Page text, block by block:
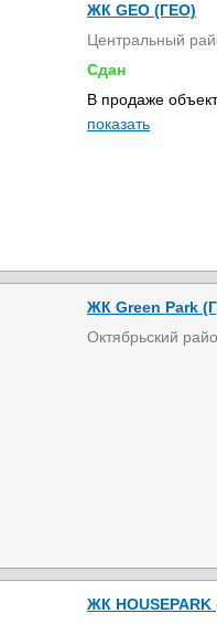
ЖК GEO (ГЕО)
Центральный
Сдан
В продаже
показать
ЖК Green Park
Октябрьский
ЖК